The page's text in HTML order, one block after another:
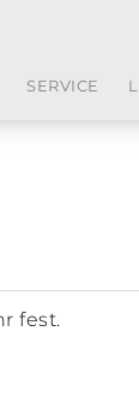
SERVICE
fest.